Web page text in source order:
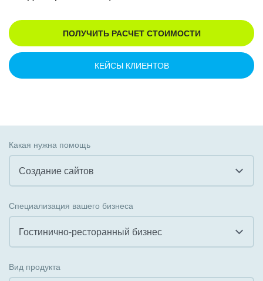
ПОЛУЧИТЬ РАСЧЕТ СТОИМОСТИ
КЕЙСЫ КЛИЕНТОВ
Какая нужна помощь
Создание сайтов
Внедрение КЭДО
Интеграция с 1С
Специализация вашего бизнеса
Гостинично-ресторанный бизнес
Вид продукта